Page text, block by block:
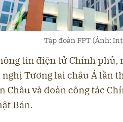
Tập đoàn FPT (Ảnh:
tin điện tử Chính phủ,
Tương lai châu Á lần
Châu và đoàn công tác
Bản.